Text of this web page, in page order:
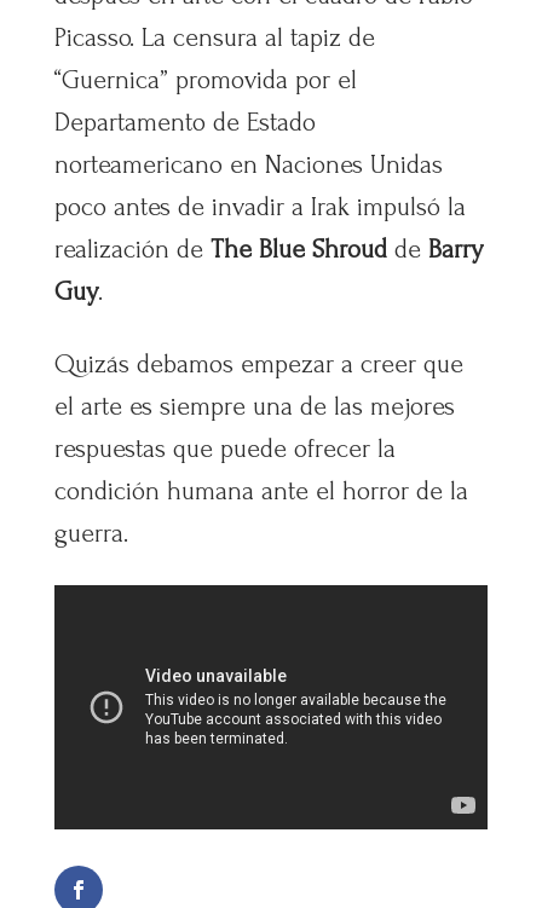
Picasso. La censura al tapiz de
“Guernica” promovida por el
Departamento de Estado
norteamericano en Naciones Unidas
poco antes de invadir a Irak impulsó la
realización de The Blue Shroudde Barry
Guy.
Quizás debamos empezar a creer que
el arte es siempre una de las mejores
respuestas que puede ofrecer la
condición humana ante el horror de la
guerra.